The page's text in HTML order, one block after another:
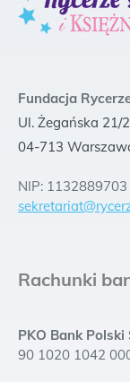
Fundacja
Ul. Żegańska 21/
04-713
NIP: 1132889703
Rachunki
PKO Bank Polski
90 1020 1042